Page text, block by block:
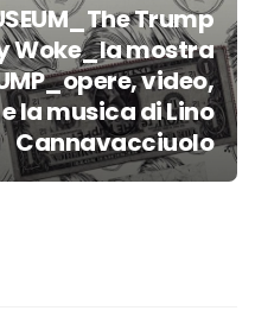
Trump
Woke_la mostra
video,
la musica di Lino
Cannavacciuolo